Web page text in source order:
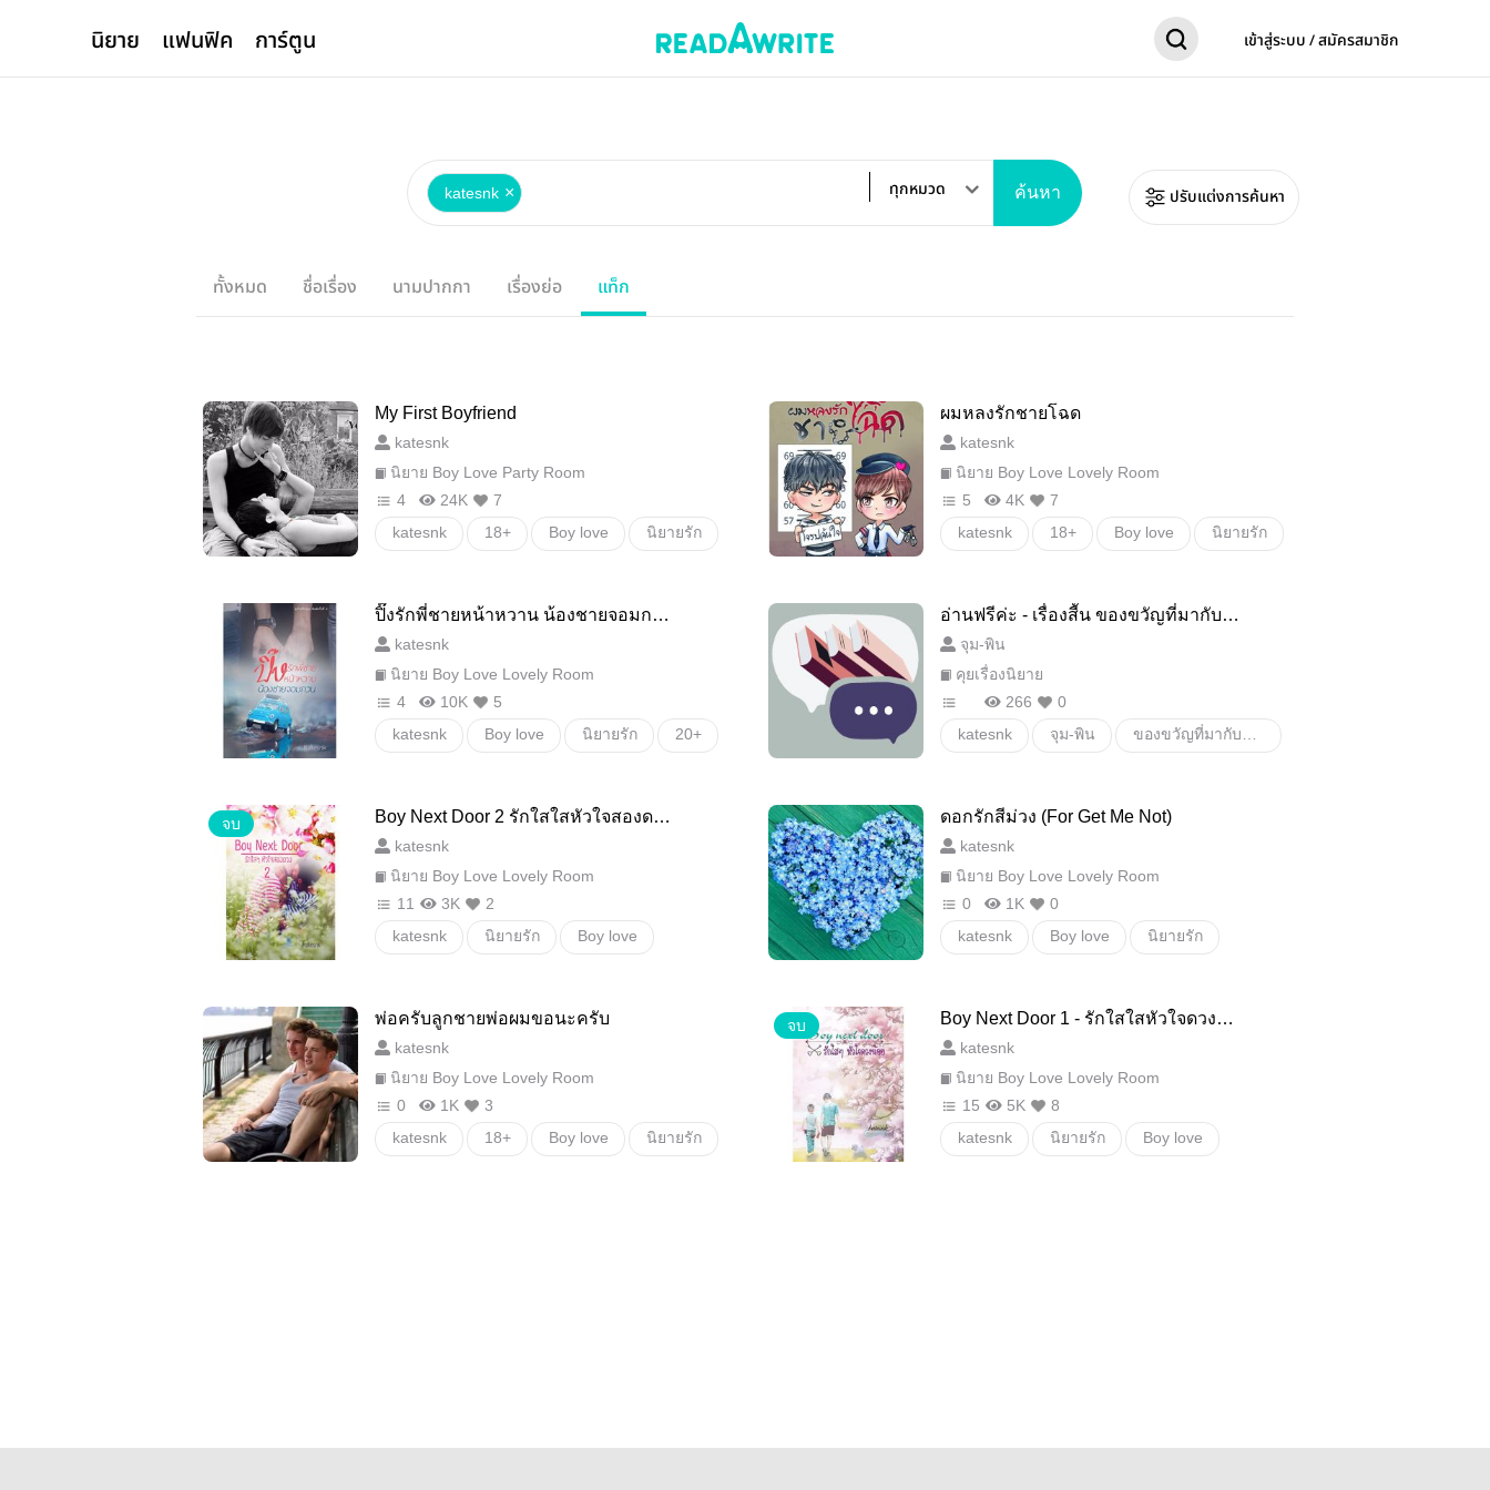
นิยาย แฟนฟิค การ์ตูน เข้าสู่ระบบ / สมัครสมาชิก
katesnk × ทุกหมวด ค้นหา ปรับแต่งการค้นหา
ทั้งหมด ชื่อเรื่อง นามปากกา เรื่องย่อ แท็ก
My First Boyfriend
katesnk
นิยาย Boy Love Party Room
4
24K
7
katesnk
18+ Boy love นิยายรัก
ผมหลงรักชายโฉด
katesnk
นิยาย Boy Love Lovely Room
5
4K
7
katesnk
18+ Boy love นิยายรัก
ปิ๊งรักพี่ชายหน้าหวาน น้องชายจอมกวน
1
katesnk
นิยาย Boy Love Lovely Room
4
10K
5
katesnk
Boy love นิยายรัก 20+
อ่านฟรีค่ะ - เรื่องสีั้น ของขวัญที่มากับสา
ยลมหนาว โดย จุม-พิน
จุม-พิน
คุยเรื่องนิยาย
266
0
katesnk
จุม-พิน
จบ
Boy Next Door 2 รักใสใสหัวใจสองดวง
(จบ)katesnk
นิยาย Boy Love Lovely Room
11
3K
2
katesnk
นิยายรัก Boy love
ดอกรักสีม่วง (For Get Me Not)
katesnk
นิยาย Boy Love Lovely Room
0
1K
0
katesnk
Boy love นิยายรัก
forgetmenot
พ่อครับลูกชายพ่อผมขอนะครับ
katesnk
นิยาย Boy Love Lovely Room
0
1K
3
katesnk
18+ Boy love นิยายรัก
จบ
ฺBoy Next Door 1 - รักใสใสหัวใจดวงน้อ
ย
katesnk
นิยาย Boy Love Lovely Room
15
5K
8
katesnk
นิยายรัก Boy love